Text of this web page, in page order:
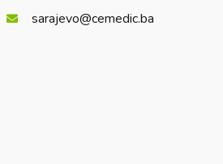
sarajevo@cemedic.ba